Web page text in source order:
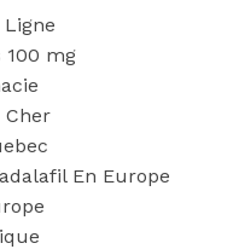
100 mg
Cher
En Europe